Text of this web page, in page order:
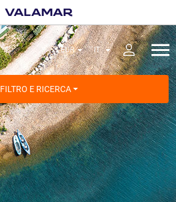
FILTRO E RICERCA